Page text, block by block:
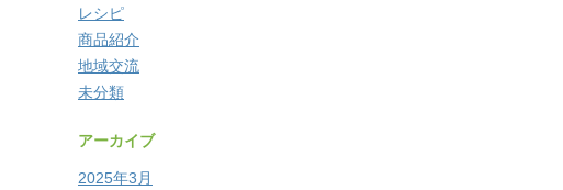
レシピ
商品紹介
地域交流
未分類
アーカイブ
2025年3月